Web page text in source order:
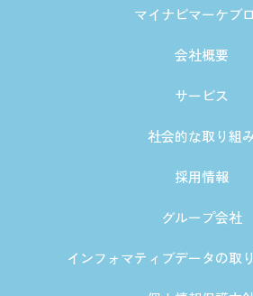
マイナビマーケブ
会社概要
サービス
社会的な取り組
採用情報
グループ会社
インフォマティブデータの取